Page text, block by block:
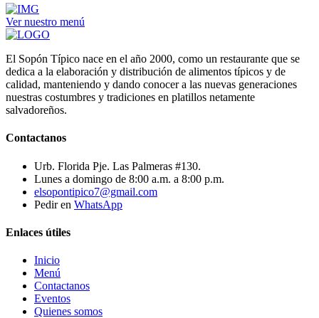
Ver nuestro menú
El Sopón Típico nace en el año 2000, como un restaurante que se
dedica a la elaboración y distribución de alimentos típicos y de
calidad, manteniendo y dando conocer a las nuevas generaciones
nuestras costumbres y tradiciones en platillos netamente
salvadoreños.
Contactanos
Urb. Florida Pje. Las Palmeras #130.
Lunes a domingo de 8:00 a.m. a 8:00 p.m.
elsopontipico7@gmail.com
Pedir en WhatsApp
Enlaces útiles
Inicio
Menú
Contactanos
Eventos
Quienes somos